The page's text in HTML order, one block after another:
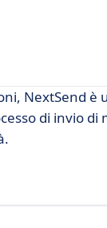
NextSend
di invio di